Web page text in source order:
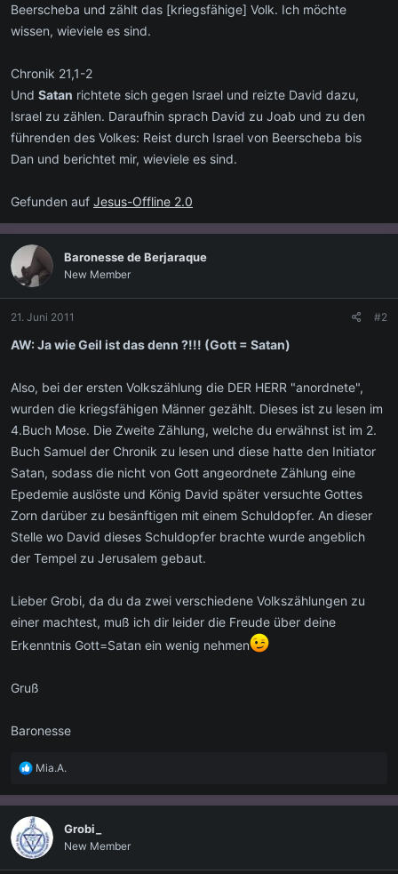
Beerscheba und zählt das [kriegsfähige] Volk. Ich möchte
wissen, wieviele es sind.
Chronik 21,1-2
Und Satan richtete sich gegen Israel und reizte David dazu,
Israel zu zählen. Daraufhin sprach David zu Joab und zu den
führenden des Volkes: Reist durch Israel von Beerscheba bis
Dan und berichtet mir, wieviele es sind.
Gefunden auf Jesus-Offline 2.0
Baronesse de Berjaraque
New Member
21. Juni 2011 #2
AW: Ja wie Geil ist das denn ?!!! (Gott = Satan)
Also, bei der ersten Volkszählung die DER HERR "anordnete",
wurden die kriegsfähigen Männer gezählt. Dieses ist zu lesen im
4.Buch Mose. Die Zweite Zählung, welche du erwähnst ist im 2.
Buch Samuel der Chronik zu lesen und diese hatte den Initiator
Satan, sodass die nicht von Gott angeordnete Zählung eine
Epedemie auslöste und König David später versuchte Gottes
Zorn darüber zu besänftigen mit einem Schuldopfer. An dieser
Stelle wo David dieses Schuldopfer brachte wurde angeblich
der Tempel zu Jerusalem gebaut.
Lieber Grobi, da du da zwei verschiedene Volkszählungen zu
einer machtest, muß ich dir leider die Freude über deine
Erkenntnis Gott=Satan ein wenig nehmen
Gruß
Baronesse
R
a
k
t
i
o
Mia.A.
Grobi_
New Member